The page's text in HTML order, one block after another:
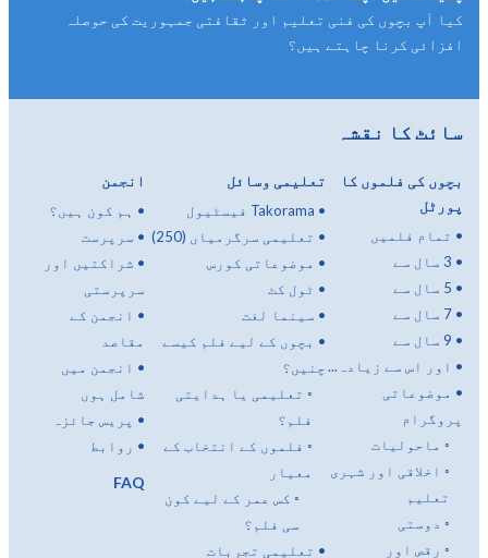
کیا آپ بچوں کی فنی تعلیم اور ثقافتی جمہوریت کی حوصلہ
افزائی کرنا چاہتے ہیں؟
سائٹ کا نقشہ
بچوں کی فلموں کا
پورٹل
• تمام فلمیں
• 3 سال سے
• 5 سال سے
• 7 سال سے
• 9 سال سے
• اور اس سے زیادہ...
• موضوعاتی
پروگرام
◦ ماحولیات
◦ اخلاقی اور شہری
تعلیم
◦ دوستی
◦ رقص اور
تعلیمی وسائل
• Takorama فیسٹیول
• تعلیمی سرگرمیاں (250)
• موضوعاتی کورس
• ٹول کٹ
• سینما لغت
• بچوں کے لیے فلم کیسے
چنیں؟
◦ تعلیمی یا ہدایتی
فلم؟
◦ فلموں کے انتخاب کے
معیار
◦ کس عمر کے لیے کون
سی فلم؟
• تعلیمی تجربات
انجمن
• ہم کون ہیں؟
• سرپرست
• شراکتیں اور
سرپرستی
• انجمن کے
مقاصد
• انجمن میں
شامل ہوں
• پریس جائزہ
• روابط
FAQ